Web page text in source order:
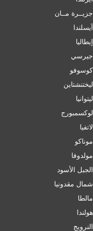
جزيــرة مــان
آيسلندا
إﯾﻄﺎﻟﯿﺎ
جيرسي
كوسوفو
ليختنشتاين
ليتوانيا
لوكسمبورج
لاتفيا
موناكو
مولدوفا
الجبل الأسود
شمال مقدونيا
مالطا
هولندا
النرويج